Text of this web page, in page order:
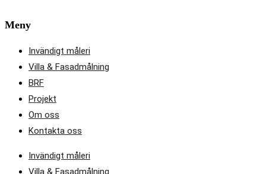
Meny
Invändigt måleri
Villa & Fasadmålning
BRF
Projekt
Om oss
Kontakta oss
Invändigt måleri
Villa & Fasadmålning